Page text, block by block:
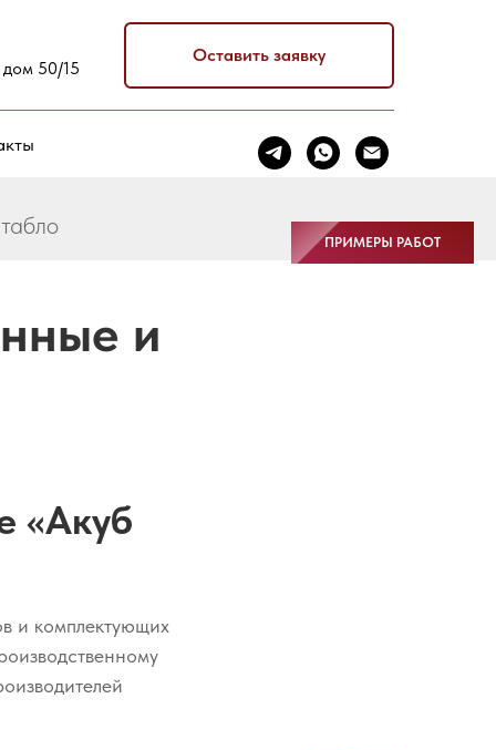
50/15
Оставить заявку
и
«Акуб
и комплектующих
ПРИМЕРЫ РАБОТ